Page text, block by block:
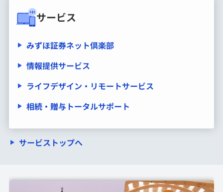
サービス
みずほ証券ネット倶楽部
情報提供サービス
ライフデザイン・リモートサービス
相続・贈与トータルサポート
サービストップへ